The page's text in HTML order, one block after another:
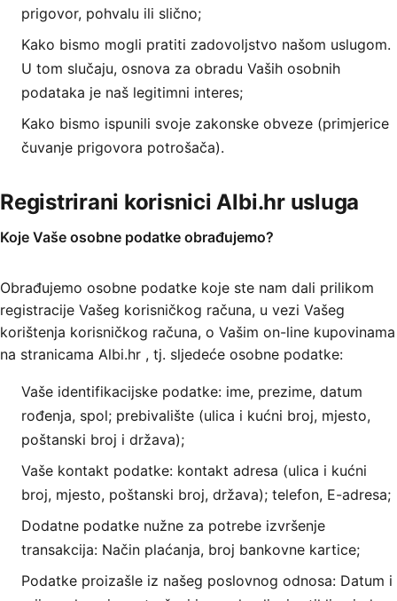
prigovor, pohvalu ili slično;
Kako bismo mogli pratiti zadovoljstvo našom uslugom.
U tom slučaju, osnova za obradu Vaših osobnih
podataka je naš legitimni interes;
Kako bismo ispunili svoje zakonske obveze (primjerice
čuvanje prigovora potrošača).
Registrirani korisnici Albi.hr usluga
Koje Vaše osobne podatke obrađujemo?
Obrađujemo osobne podatke koje ste nam dali prilikom
registracije Vašeg korisničkog računa, u vezi Vašeg
korištenja korisničkog računa, o Vašim on-line kupovinama
na stranicama Albi.hr , tj. sljedeće osobne podatke:
Vaše identifikacijske podatke: ime, prezime, datum
rođenja, spol; prebivalište (ulica i kućni broj, mjesto,
poštanski broj i država);
Vaše kontakt podatke: kontakt adresa (ulica i kućni
broj, mjesto, poštanski broj, država); telefon, E-adresa;
Dodatne podatke nužne za potrebe izvršenje
transakcija: Način plaćanja, broj bankovne kartice;
Podatke proizašle iz našeg poslovnog odnosa: Datum i